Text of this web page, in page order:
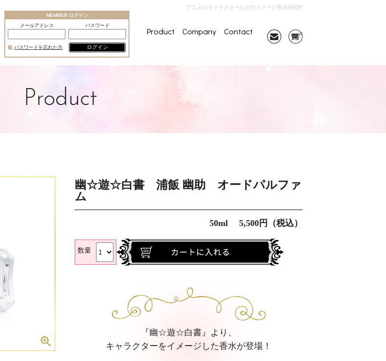
アニメのキャラクターなどのイメージ香水SHOP
Product Company Contact
MEMBER ログイン
メールアドレス
パスワード
パスワードを忘れた方 ログイン
Product
幽☆遊☆白書 浦飯 幽助 オードパルファ
ム
50ml 5,500円（税込）
数量
『幽☆遊☆白書』より、
キャラクターをイメージした香水が登場！